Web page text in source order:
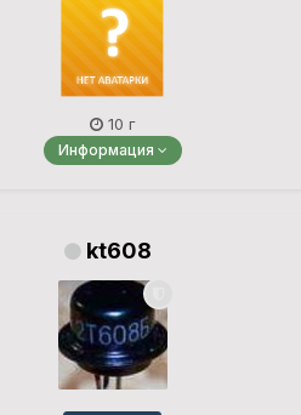
10 г
Информация
kt608